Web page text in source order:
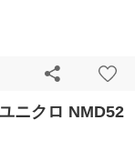
ニクロ NMD52